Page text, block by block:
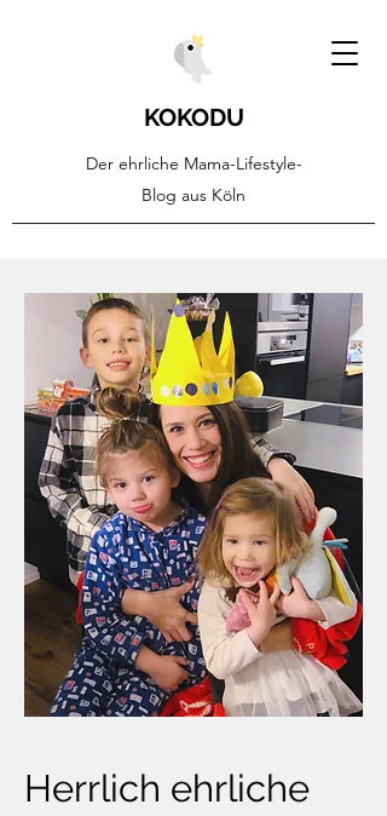
KOKODU
Der ehrliche Mama-Lifestyle-
Blog aus Köln
Herrlich ehrliche